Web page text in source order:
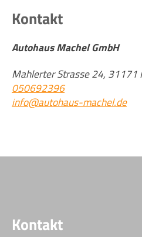
Kontakt
Autohaus Machel GmbH
Mahlerter Strasse 24, 31171
050692396
info@autohaus-machel.de
Kontakt